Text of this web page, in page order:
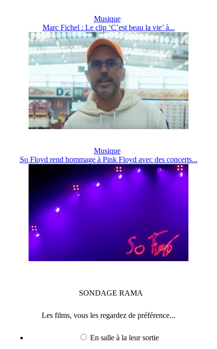
Musique
Marc Fichel : Le clip ‘C’est beau la vie’ à...
Musique
So Floyd rend hommage à Pink Floyd avec des concerts...
SONDAGE RAMA
Les films, vous les regardez de préférence...
En salle à la leur sortie